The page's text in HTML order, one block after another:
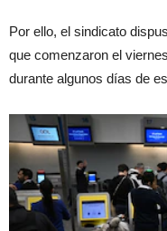
Por ello, el sindicato
que comenzaron el
durante algunos días de